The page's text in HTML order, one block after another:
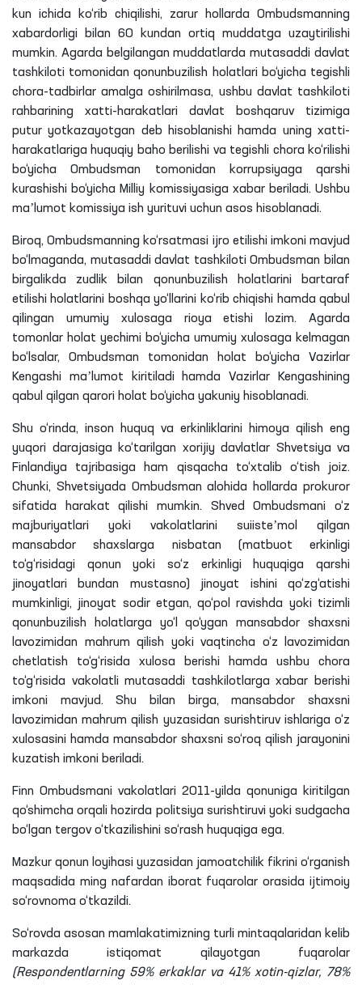
kun ichida ko‘rib chiqilishi, zarur hollarda Ombudsmanning
xabardorligi bilan 60 kundan ortiq muddatga uzaytirilishi
mumkin. Agarda belgilangan muddatlarda mutasaddi davlat
tashkiloti tomonidan qonunbuzilish holatlari bo‘yicha tegishli
chora-tadbirlar amalga oshirilmasa, ushbu davlat tashkiloti
rahbarining xatti-harakatlari davlat boshqaruv tizimiga
putur yotkazayotgan deb hisoblanishi hamda uning xatti-
harakatlariga huquqiy baho berilishi va tegishli chora ko‘rilishi
bo‘yicha Ombudsman tomonidan korrupsiyaga qarshi
kurashishi bo‘yicha Milliy komissiyasiga xabar beriladi. Ushbu
maʼlumot komissiya ish yurituvi uchun asos hisoblanadi.
Biroq, Ombudsmanning ko‘rsatmasi ijro etilishi imkoni mavjud
bo‘lmaganda, mutasaddi davlat tashkiloti Ombudsman bilan
birgalikda zudlik bilan qonunbuzilish holatlarini bartaraf
etilishi holatlarini boshqa yo‘llarini ko‘rib chiqishi hamda qabul
qilingan umumiy xulosaga rioya etishi lozim. Agarda
tomonlar holat yechimi bo‘yicha umumiy xulosaga kelmagan
bo‘lsalar, Ombudsman tomonidan holat bo‘yicha Vazirlar
Kengashi maʼlumot kiritiladi hamda Vazirlar Kengashining
qabul qilgan qarori holat bo‘yicha yakuniy hisoblanadi.
Shu o‘rinda, inson huquq va erkinliklarini himoya qilish eng
yuqori darajasiga ko‘tarilgan xorijiy davlatlar Shvetsiya va
Finlandiya tajribasiga ham qisqacha to‘xtalib o‘tish joiz.
Chunki, Shvetsiyada Ombudsman alohida hollarda prokuror
sifatida harakat qilishi mumkin. Shved Ombudsmani o‘z
majburiyatlari yoki vakolatlarini suiisteʼmol qilgan
mansabdor shaxslarga nisbatan (matbuot erkinligi
to‘g‘risidagi qonun yoki so‘z erkinligi huquqiga qarshi
jinoyatlari bundan mustasno) jinoyat ishini qo‘zg‘atishi
mumkinligi, jinoyat sodir etgan, qo‘pol ravishda yoki tizimli
qonunbuzilish holatlarga yo‘l qo‘ygan mansabdor shaxsni
lavozimidan mahrum qilish yoki vaqtincha o‘z lavozimidan
chetlatish to‘g‘risida xulosa berishi hamda ushbu chora
to‘g‘risida vakolatli mutasaddi tashkilotlarga xabar berishi
imkoni mavjud. Shu bilan birga, mansabdor shaxsni
lavozimidan mahrum qilish yuzasidan surishtiruv ishlariga o‘z
xulosasini hamda mansabdor shaxsni so‘roq qilish jarayonini
kuzatish imkoni beriladi.
Finn Ombudsmani vakolatlari 2011-yilda qonuniga kiritilgan
qo‘shimcha orqali hozirda politsiya surishtiruvi yoki sudgacha
bo‘lgan tergov o‘tkazilishini so‘rash huquqiga ega.
Mazkur qonun loyihasi yuzasidan jamoatchilik fikrini o‘rganish
maqsadida ming nafardan iborat fuqarolar orasida ijtimoiy
so‘rovnoma o‘tkazildi.
So‘rovda asosan mamlakatimizning turli mintaqalaridan kelib
markazda istiqomat qilayotgan fuqarolar
(Respondentlarning 59% erkaklar va 41% xotin-qizlar, 78%